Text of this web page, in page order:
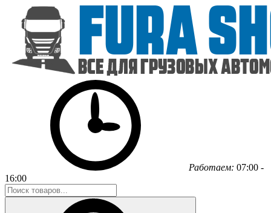
Работаем: 07:00 -
16:00